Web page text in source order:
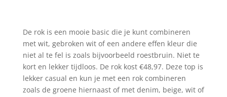
De rok is een mooie basic die je kunt combineren
met wit, gebroken wit of een andere effen kleur die
niet al te fel is zoals bijvoorbeeld roestbruin. Niet te
kort en lekker tijdloos. De rok kost €48,97. Deze top is
lekker casual en kun je met een rok combineren
zoals de groene hiernaast of met denim, beige, wit of